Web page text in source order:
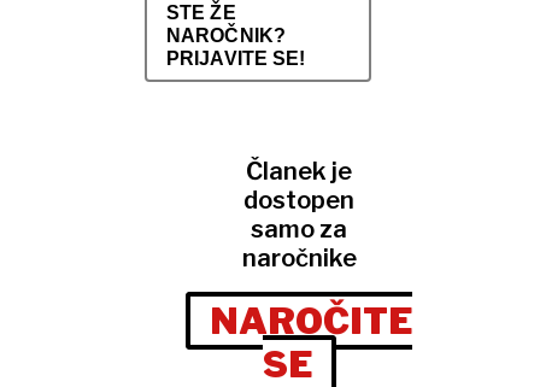
STE ŽE
NAROČNIK?
PRIJAVITE SE!
Članek je
dostopen
samo za
naročnike
NAROČITE
SE